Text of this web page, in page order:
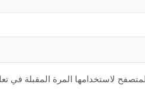
لاستخدامها المرة المقبلة في